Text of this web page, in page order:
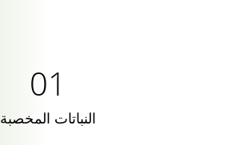
النباتات المخصبة